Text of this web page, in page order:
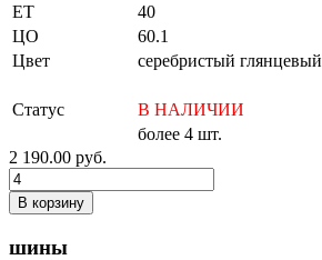
ET
40
ЦО
60.1
Цвет
серебристый глянцевый
Статус
В НАЛИЧИИ
более 4 шт.
2 190.00 руб.
В корзину
шины